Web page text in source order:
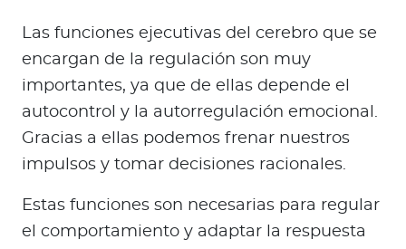
Las funciones ejecutivas del cerebro que se
encargan de la regulación son muy
importantes, ya que de ellas depende el
autocontrol y la autorregulación emocional.
Gracias a ellas podemos frenar nuestros
impulsos y tomar decisiones racionales.
Estas funciones son necesarias para regular
el comportamiento y adaptar la respuesta